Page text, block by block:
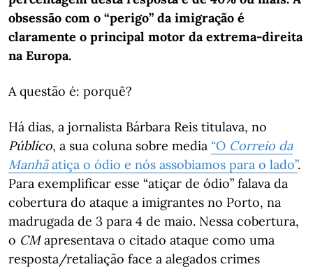
obsessão com o “perigo” da imigração é
claramente o principal motor da extrema-direita
na Europa.
A questão é: porquê?
Há dias, a jornalista Bárbara Reis titulava, no
Público, a sua coluna sobre media “O Correio da
Manhãatiça o ódio e nós assobiamos para o lado”.
Para exemplificar esse “atiçar de ódio” falava da
cobertura do ataque a imigrantes no Porto, na
madrugada de 3 para 4 de maio. Nessa cobertura,
o CMapresentava o citado ataque como uma
resposta/retaliação face a alegados crimes